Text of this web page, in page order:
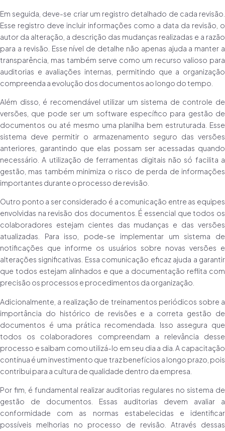
Em seguida, deve-se criar um registro detalhado de cada revisão.
Esse registro deve incluir informações como a data da revisão, o
autor da alteração, a descrição das mudanças realizadas e a razão
para a revisão. Esse nível de detalhe não apenas ajuda a manter a
transparência, mas também serve como um recurso valioso para
auditorias e avaliações internas, permitindo que a organização
compreenda a evolução dos documentos ao longo do tempo.
Além disso, é recomendável utilizar um sistema de controle de
versões, que pode ser um software específico para gestão de
documentos ou até mesmo uma planilha bem estruturada. Esse
sistema deve permitir o armazenamento seguro das versões
anteriores, garantindo que elas possam ser acessadas quando
necessário. A utilização de ferramentas digitais não só facilita a
gestão, mas também minimiza o risco de perda de informações
importantes durante o processo de revisão.
Outro ponto a ser considerado é a comunicação entre as equipes
envolvidas na revisão dos documentos. É essencial que todos os
colaboradores estejam cientes das mudanças e das versões
atualizadas. Para isso, pode-se implementar um sistema de
notificações que informe os usuários sobre novas versões e
alterações significativas. Essa comunicação eficaz ajuda a garantir
que todos estejam alinhados e que a documentação reflita com
precisão os processos e procedimentos da organização.
Adicionalmente, a realização de treinamentos periódicos sobre a
importância do histórico de revisões e a correta gestão de
documentos é uma prática recomendada. Isso assegura que
todos os colaboradores compreendam a relevância desse
processo e saibam como utilizá-lo em seu dia a dia. A capacitação
contínua é um investimento que traz benefícios a longo prazo, pois
contribui para a cultura de qualidade dentro da empresa.
Por fim, é fundamental realizar auditorias regulares no sistema de
gestão de documentos. Essas auditorias devem avaliar a
conformidade com as normas estabelecidas e identificar
possíveis melhorias no processo de revisão. Através dessas